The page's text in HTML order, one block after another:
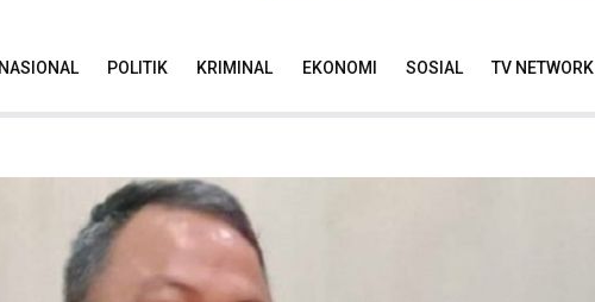
NASIONAL POLITIK KRIMINAL EKONOMI SOSIAL TV NETWORK